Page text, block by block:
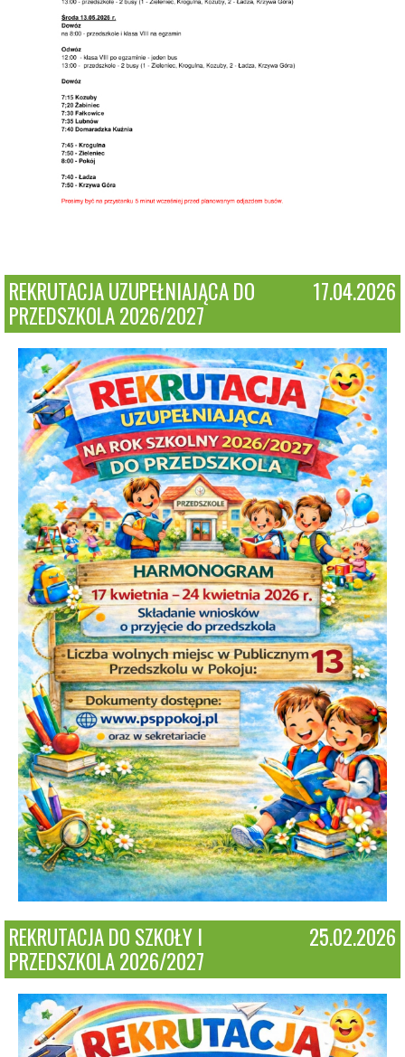
REKRUTACJA UZUPEŁNIAJĄCA DO
PRZEDSZKOLA 2026/2027
17.04.2026
REKRUTACJA DO SZKOŁY I
PRZEDSZKOLA 2026/2027
25.02.2026